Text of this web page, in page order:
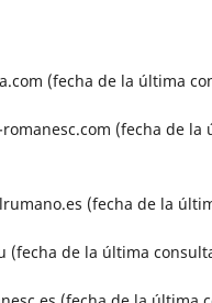
(fecha de la última
(fecha de la
(fecha de la
(fecha de la última